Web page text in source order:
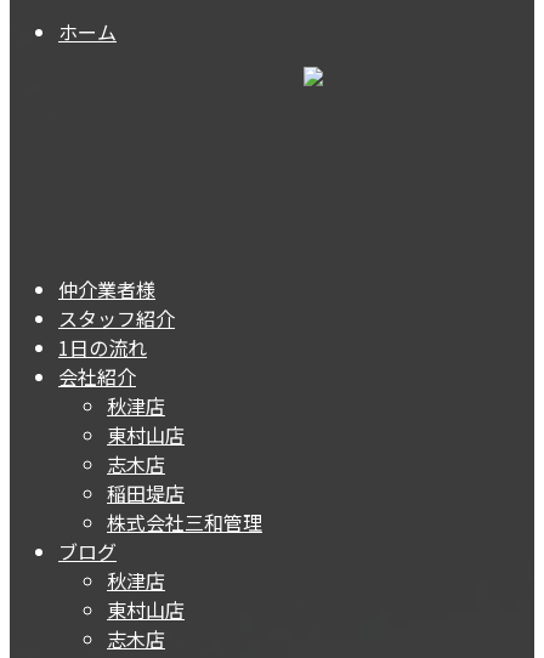
ホーム
仲介業者様
スタッフ紹介
1日の流れ
会社紹介
秋津店
東村山店
志木店
稲田堤店
株式会社三和管理
ブログ
秋津店
東村山店
志木店